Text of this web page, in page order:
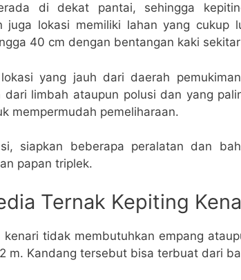
di dekat pantai, sehingga
juga lokasi memiliki lahan yang cukup
40 cm dengan bentangan kaki
yang jauh dari daerah
dari limbah ataupun polusi dan yang
mempermudah pemeliharaan.
siapkan beberapa peralatan dan
papan triplek.
Ternak Kepiting
tidak membutuhkan empang
m. Kandang tersebut bisa terbuat dari